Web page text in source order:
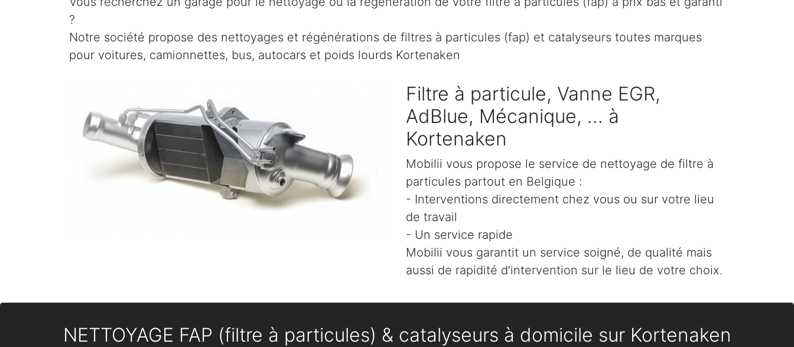
?
Notre société propose des nettoyages et régénérations de filtres à particules (fap) et catalyseurs toutes marques
pour voitures, camionnettes, bus, autocars et poids lourds Kortenaken
Filtre à particule, Vanne EGR,
AdBlue, Mécanique, ... à
Kortenaken
Mobilii vous propose le service de nettoyage de filtre à
particules partout en Belgique :
- Interventions directement chez vous ou sur votre lieu
de travail
- Un service rapide
Mobilii vous garantit un service soigné, de qualité mais
aussi de rapidité d’intervention sur le lieu de votre choix.
NETTOYAGE FAP (filtre à particules) & catalyseurs à domicile sur Kortenaken